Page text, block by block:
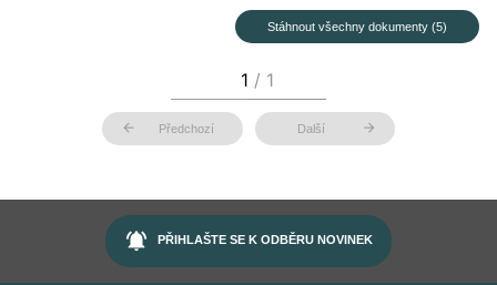
Stáhnout všechny dokumenty (5)
arrow_back Předchozí Další arrow_forward
notifications_active PŘIHLAŠTE SE K ODBĚRU NOVINEK